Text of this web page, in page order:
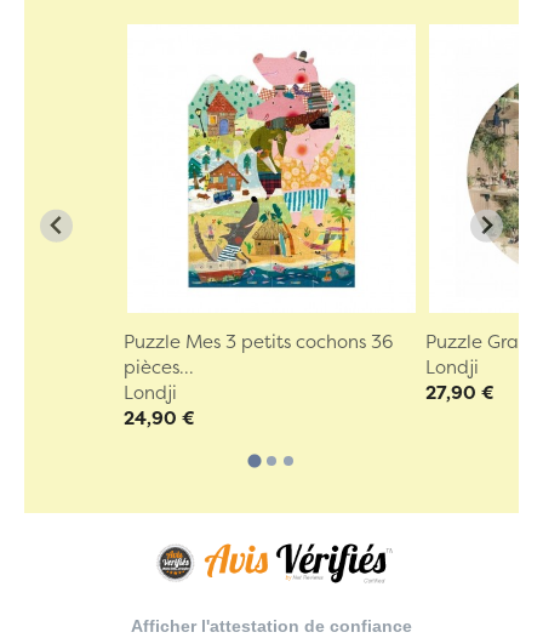
Puzzle Mes 3 petits cochons 36
pièces...
Londji
24,90 €
Puzzle
Londji
27,90 €
Afficher l'attestation de confiance